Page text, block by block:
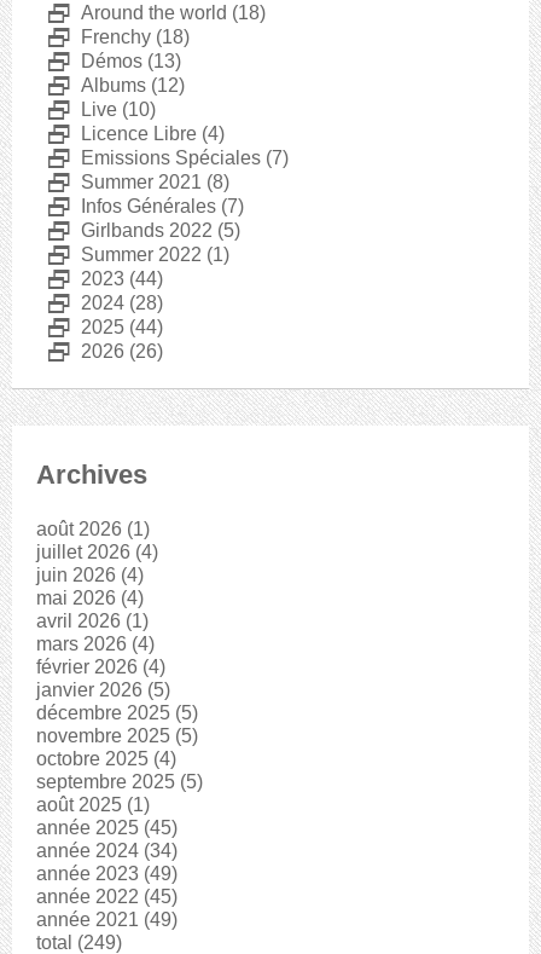
D Around the world (18)
D Frenchy (18)
D Démos (13)
D Albums (12)
D Live (10)
D Licence Libre (4)
D Emissions Spéciales (7)
D Summer 2021 (8)
D Infos Générales (7)
D Girlbands 2022 (5)
D Summer 2022 (1)
D 2023 (44)
D 2024 (28)
D 2025 (44)
D 2026 (26)
Archives
août 2026 (1)
juillet 2026 (4)
juin 2026 (4)
mai 2026 (4)
avril 2026 (1)
mars 2026 (4)
février 2026 (4)
janvier 2026 (5)
décembre 2025 (5)
novembre 2025 (5)
octobre 2025 (4)
septembre 2025 (5)
août 2025 (1)
année 2025 (45)
année 2024 (34)
année 2023 (49)
année 2022 (45)
année 2021 (49)
total (249)